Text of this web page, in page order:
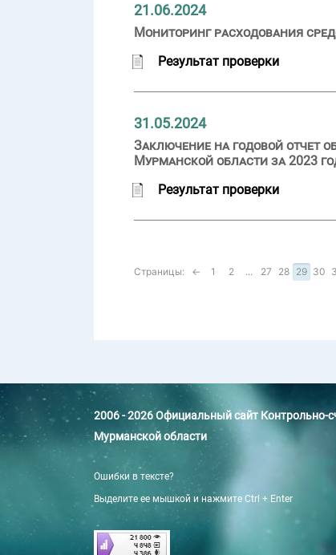
21.06.2024
Мониторинг расходования
Результат проверки
31.05.2024
Заключение на годовой отчет
Мурманской области за 2023
Результат проверки
Страницы: ← 1 2 ... 27 28 29 30
2006 - 2026 Официальный сайт Контрольно-
Мурманской области
Ошибки в тексте?
Выделите ее мышкой и нажмите Ctrl + Enter